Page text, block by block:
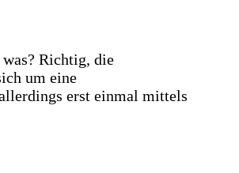
Richtig, die
um eine
erst einmal mittels